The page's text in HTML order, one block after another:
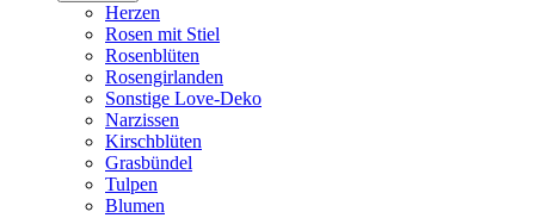
Herzen
Rosen mit Stiel
Rosenblüten
Rosengirlanden
Sonstige Love-Deko
Narzissen
Kirschblüten
Grasbündel
Tulpen
Blumen